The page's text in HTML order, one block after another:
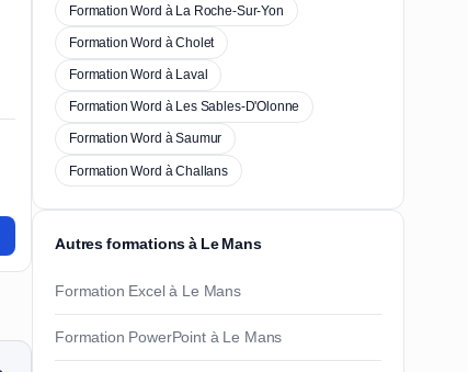
Formation Word à La Roche-Sur-Yon
Formation Word à Cholet
Formation Word à Laval
Formation Word à Les Sables-D'Olonne
Formation Word à Saumur
Formation Word à Challans
Autres formations à Le Mans
Formation Excel à Le Mans
Formation PowerPoint à Le Mans